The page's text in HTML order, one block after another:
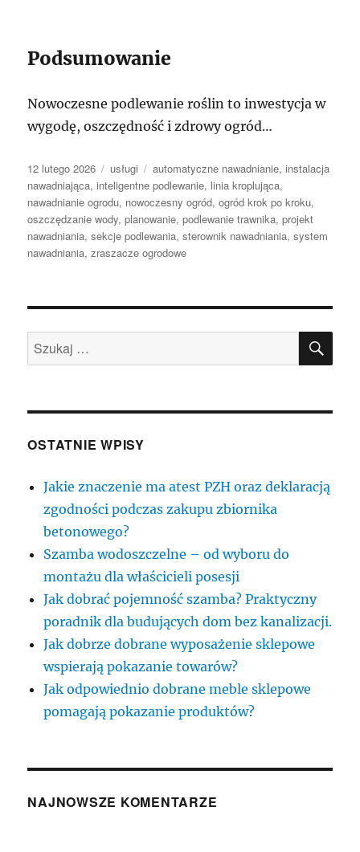
Podsumowanie
Nowoczesne podlewanie roślin to inwestycja w
wygodę, oszczędność i zdrowy ogród…
Data
publikacji
12 lutego 2026 Kategorie
usługi Tagi
automatyczne nawadnianie,instalacja
nawadniająca,inteligentne podlewanie, linia kroplująca,
nawadnianie ogrodu, nowoczesny ogród,ogród krok po kroku,
oszczędzanie wody,planowanie,podlewanie trawnika,projekt
nawadniania,sekcje podlewania,sterownik nawadniania,system
nawadniania,zraszacze ogrodowe
Szukaj:
OSTATNIE WPISY
Jakie znaczenie ma atest PZH oraz deklaracją
zgodności podczas zakupu zbiornika
betonowego?
Szamba wodoszczelne – od wyboru do
montażu dla właścicieli posesji
Jak dobrać pojemność szamba? Praktyczny
poradnik dla budujących dom bez kanalizacji.
Jak dobrze dobrane wyposażenie sklepowe
wspierają pokazanie towarów?
Jak odpowiednio dobrane meble sklepowe
pomagają pokazanie produktów?
NAJNOWSZE KOMENTARZE